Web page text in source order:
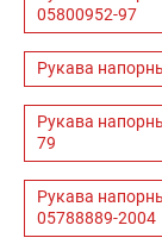
05800952-97
Рукава
Рукава
79
Рукава
05788889-2004